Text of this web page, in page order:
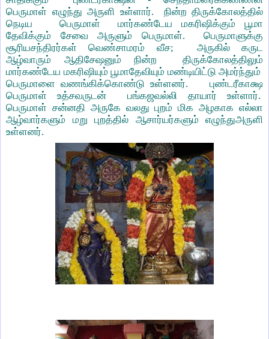
பெருமாள் எழுந்து அருளி உள்ளார். நின்ற திருக்கோலத்தில்
நெடிய பெருமாள் மார்கண்டேய மகரிஷிக்கும் பூமா
தேவிக்கும் சேவை அருளும் பெருமாள். பெருமாளுக்கு
சூரியசந்திரர்கள் வெண்சாமரம் வீச; அருகில் கருட
ஆழ்வாரும் ஆதிசேஷனும் நின்ற திருக்கோலத்திலும்
மார்கண்டேய மகரிஷியும் பூமாதேவியும் மண்டியிட்டு அமர்ந்தும்
பெருமாளை வணங்கிக்கொண்டு உள்ளனர். புண்டரீகாக்ஷ
பெருமாள் உத்சவருடன் பங்கஜவல்லி தாயார் உள்ளார்.
பெருமாள் சன்னதி அருகே வலது புறம் மிக அழகாக எல்லா
ஆழ்வார்களும் மறு புறத்தில் ஆசார்யர்களும் எழுந்துஅருளி
உள்ளனர்.